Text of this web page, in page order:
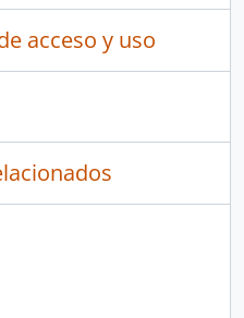
acceso y uso